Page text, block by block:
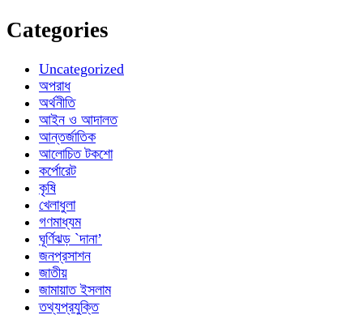
Categories
Uncategorized
অপরাধ
অর্থনীতি
আইন ও আদালত
আন্তর্জাতিক
আলোচিত টকশো
কর্পোরেট
কৃষি
খেলাধুলা
গণমাধ্যম
ঘূর্ণিঝড় `দানা’
জনপ্রসাশন
জাতীয়
জামায়াত ইসলাম
তথ্যপ্রযুক্তি